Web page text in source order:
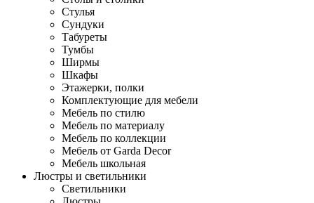
Стулья
Сундуки
Табуреты
Тумбы
Ширмы
Шкафы
Этажерки, полки
Комплектующие для мебели
Мебель по стилю
Мебель по материалу
Мебель по коллекции
Мебель от Garda Decor
Мебель школьная
Люстры и светильники
Светильники